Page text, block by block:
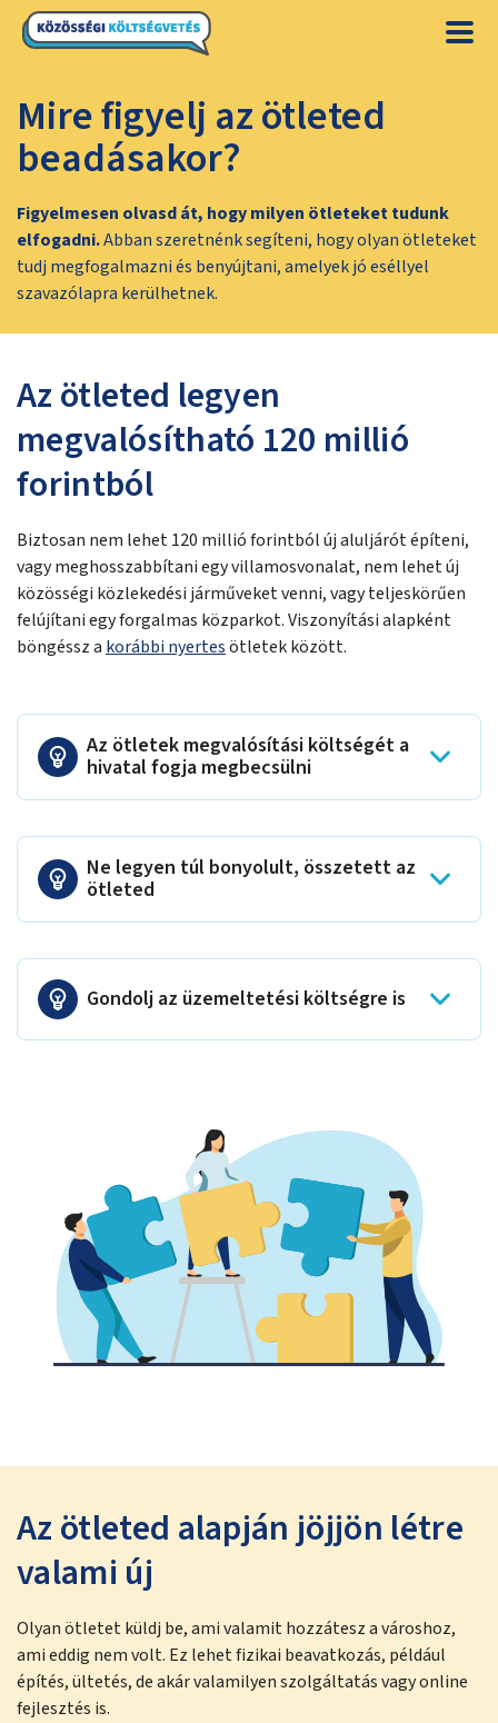
Mire figyelj az ötleted
beadásakor?
Figyelmesen olvasd át, hogy milyen ötleteket tudunk
elfogadni.Abban szeretnénk segíteni, hogy olyan ötleteket
tudj megfogalmazni és benyújtani, amelyek jó eséllyel
szavazólapra kerülhetnek.
Az ötleted legyen
megvalósítható 120 millió
forintból
Biztosan nem lehet 120 millió forintból új aluljárót építeni,
vagy meghosszabbítani egy villamosvonalat, nem lehet új
közösségi közlekedési járműveket venni, vagy teljeskörűen
felújítani egy forgalmas közparkot. Viszonyítási alapként
böngéssz a korábbi nyertesötletek között.
Az ötletek megvalósítási költségét a
hivatal fogja megbecsülni
Ne legyen túl bonyolult, összetett az
ötleted
Gondolj az üzemeltetési költségre is
Az ötleted alapján jöjjön létre
valami új
Olyan ötletet küldj be, ami valamit hozzátesz a városhoz,
ami eddig nem volt. Ez lehet fizikai beavatkozás, például
építés, ültetés, de akár valamilyen szolgáltatás vagy online
fejlesztés is.